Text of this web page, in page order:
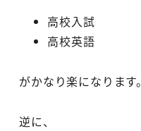
高校入試
高校英語
がかなり楽になります。
逆に、